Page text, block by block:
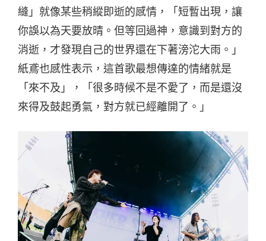
縫」就像某些稍縱即逝的感情，「短暫出現，讓
你誤以為天要放晴。但等回過神，意識到對方的
消逝，才發現自己的世界還在下著滂沱大雨。」
紙鳶也感性表示，這首歌最想傳達的情緒就是
「來不及」，「很多時候不是不愛了，而是還沒
來得及鼓起勇氣，對方就已經離開了。」